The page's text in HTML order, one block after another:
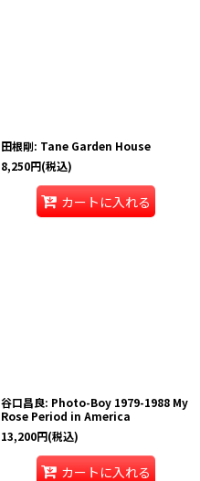
田根剛: Tane Garden House
8,250円(税込)
カートに入れる
谷口昌良: Photo-Boy 1979-1988 My
Rose Period in America
13,200円(税込)
カートに入れる